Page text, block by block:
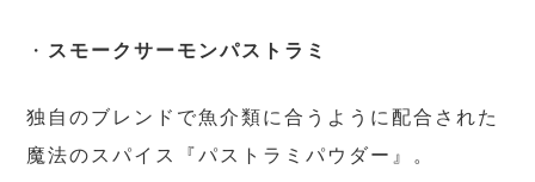
・ スモークサーモンパストラミ
独自のブレンドで魚介類に合うように配合された
魔法のスパイス『パストラミパウダー』。